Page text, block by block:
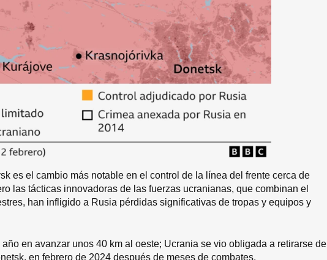
es el cambio más notable en el control de la línea del frente cerca de
las tácticas innovadoras de las fuerzas ucranianas, que combinan el
han infligido a Rusia pérdidas significativas de tropas y equipos y
en avanzar unos 40 km al oeste; Ucrania se vio obligada a retirarse de
en febrero de 2024 después de meses de combates.